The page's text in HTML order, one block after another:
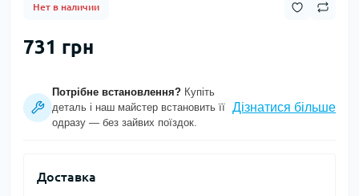
Нет в наличии
731 грн
Потрібне встановлення? Купіть
деталь і наш майстер встановить її
одразу — без зайвих поїздок.
Дізнатися більше
Доставка